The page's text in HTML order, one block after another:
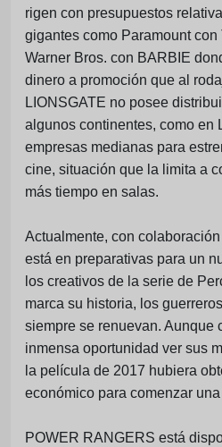
rigen con presupuestos
gigantes como Paramount
Warner Bros. con BARBIE
dinero a promoción que al
LIONSGATE no posee
algunos continentes, como en
empresas medianas para
cine, situación que la limita a
más tiempo en salas.
Actualmente, con
está en preparativas para un
los creativos de la serie de
marca su historia, los
siempre se renuevan. Aunque
inmensa oportunidad ver sus
la película de 2017 hubiera
económico para comenzar
POWER RANGERS está